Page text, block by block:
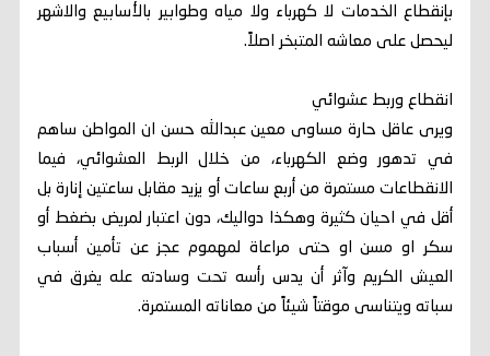
بإنقطاع الخدمات لا كهرباء ولا مياه وطوابير بالأسابيع والاشهر
ليحصل على معاشه المتبخر اصلاً.
انقطاع وربط عشوائي
ويرى عاقل حارة مساوى معين عبدالله حسن ان المواطن ساهم
في تدهور وضع الكهرباء، من خلال الربط العشوائي، فيما
الانقطاعات مستمرة من أربع ساعات أو يزيد مقابل ساعتين إنارة بل
أقل في احيان كثيرة وهكذا دواليك، دون اعتبار لمريض بضغط أو
سكر او مسن او حتى مراعاة لمهموم عجز عن تأمين أسباب
العيش الكريم وآثر أن يدس رأسه تحت وسادته عله يغرق في
سباته ويتناسى موقتاً شيئاً من معاناته المستمرة.